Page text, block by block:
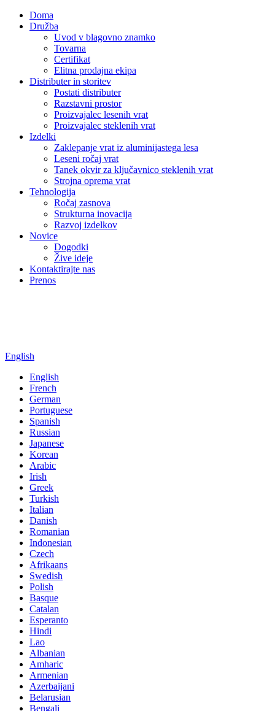
Doma
Družba
Uvod v blagovno znamko
Tovarna
Certifikat
Elitna prodajna ekipa
Distributer in storitev
Postati distributer
Razstavni prostor
Proizvajalec lesenih vrat
Proizvajalec steklenih vrat
Izdelki
Zaklepanje vrat iz aluminijastega lesa
Leseni ročaj vrat
Tanek okvir za ključavnico steklenih vrat
Strojna oprema vrat
Tehnologija
Ročaj zasnova
Strukturna inovacija
Razvoj izdelkov
Novice
Dogodki
Žive ideje
Kontaktirajte nas
Prenos
English
English
French
German
Portuguese
Spanish
Russian
Japanese
Korean
Arabic
Irish
Greek
Turkish
Italian
Danish
Romanian
Indonesian
Czech
Afrikaans
Swedish
Polish
Basque
Catalan
Esperanto
Hindi
Lao
Albanian
Amharic
Armenian
Azerbaijani
Belarusian
Bengali